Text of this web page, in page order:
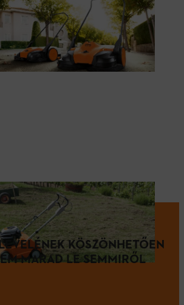
KÖSZÖNHETŐEN
MARAD LE SEMMIRŐL